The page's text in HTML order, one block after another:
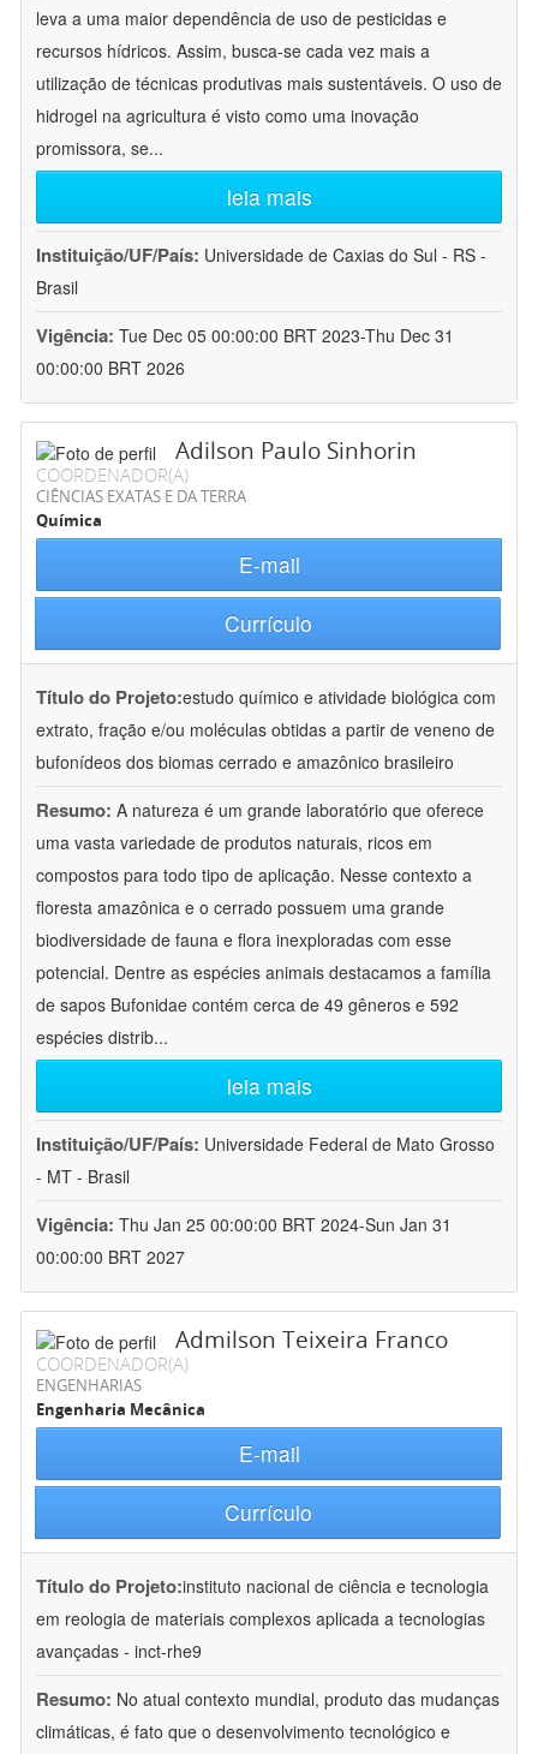
leva a uma maior dependência de uso de pesticidas e
recursos hídricos. Assim, busca-se cada vez mais a
utilização de técnicas produtivas mais sustentáveis. O uso de
hidrogel na agricultura é visto como uma inovação
promissora, se...
leia mais
Instituição/UF/País: Universidade de Caxias do Sul - RS -
Brasil
Vigência: Tue Dec 05 00:00:00 BRT 2023-Thu Dec 31
00:00:00 BRT 2026
Adilson Paulo Sinhorin
COORDENADOR(A)
CIÊNCIAS EXATAS E DA TERRA
Química
E-mail
Currículo
Título do Projeto:estudo químico e atividade biológica com
extrato, fração e/ou moléculas obtidas a partir de veneno de
bufonídeos dos biomas cerrado e amazônico brasileiro
Resumo: A natureza é um grande laboratório que oferece
uma vasta variedade de produtos naturais, ricos em
compostos para todo tipo de aplicação. Nesse contexto a
floresta amazônica e o cerrado possuem uma grande
biodiversidade de fauna e flora inexploradas com esse
potencial. Dentre as espécies animais destacamos a família
de sapos Bufonidae contém cerca de 49 gêneros e 592
espécies distrib...
leia mais
Instituição/UF/País: Universidade Federal de Mato Grosso
- MT - Brasil
Vigência: Thu Jan 25 00:00:00 BRT 2024-Sun Jan 31
00:00:00 BRT 2027
Admilson Teixeira Franco
COORDENADOR(A)
ENGENHARIAS
Engenharia Mecânica
E-mail
Currículo
Título do Projeto:instituto nacional de ciência e tecnologia
em reologia de materiais complexos aplicada a tecnologias
avançadas - inct-rhe9
Resumo: No atual contexto mundial, produto das mudanças
climáticas, é fato que o desenvolvimento tecnológico e